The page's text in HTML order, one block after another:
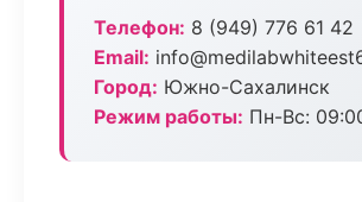
Телефон: 8 (949) 776 61 42
Email:
Город: Южно-Сахалинск
Режим работы: Пн-Вс: